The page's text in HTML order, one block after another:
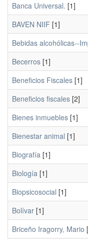
Banca Universal. [1]
BAVEN NIIF [1]
Bebidas alcohólicas--
Becerros [1]
Beneficios Fiscales [1]
Beneficios fiscales [2]
Bienes inmuebles [1]
Bienestar animal [1]
Biografía [1]
Biología [1]
Biopsicosocial [1]
Bolívar [1]
Briceño Iragorry, Mario